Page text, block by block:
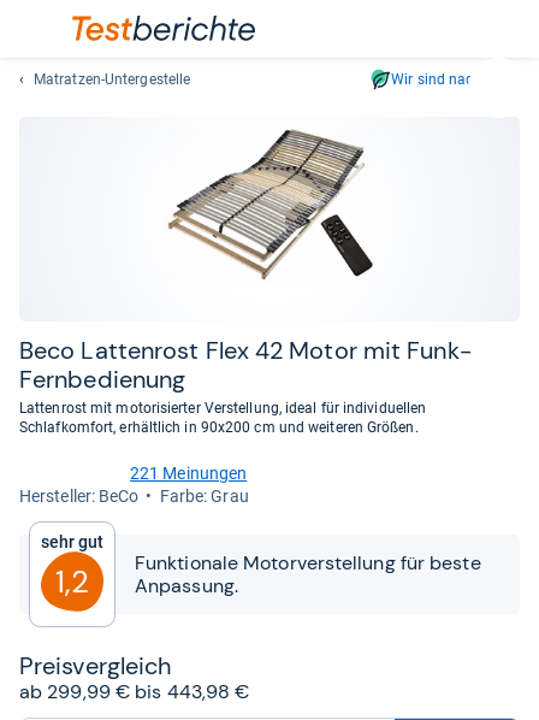
Matratzen-Untergestelle Wir sind nachhaltig
Beco Lat­ten­rost Flex 42 Motor mit Funk-​
Fern­be­die­nung
Lattenrost mit motorisierter Verstellung, ideal für individuellen
Schlafkomfort, erhältlich in 90x200 cm und weiteren Größen.
von
Sternen
221 Meinungen
Her­stel­ler: BeCo
Farbe: Grau
Sehr gut
1,2
Funktionale Motorverstellung für beste
Anpassung.
Preis­ver­gleich
ab 299,99 € bis 443,98 €